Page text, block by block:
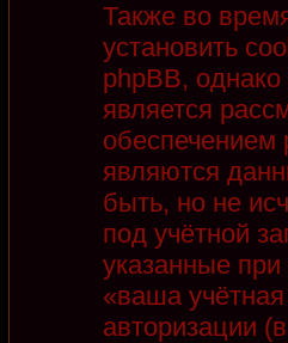
Также во
установить
phpBB,
является
являются
быть, но не
под учётной
указанные
«ваша
авторизации